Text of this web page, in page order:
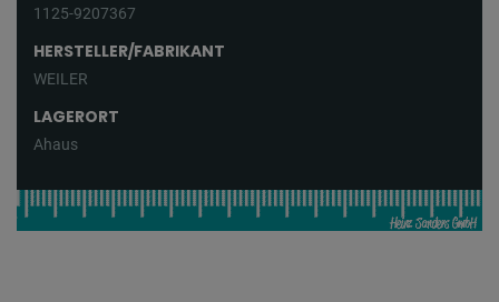
1125-9207367
HERSTELLER/FABRIKANT
WEILER
LAGERORT
Ahaus